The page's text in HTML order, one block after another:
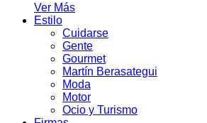
Ver Más
Estilo
Cuidarse
Gente
Gourmet
Martín Berasategui
Moda
Motor
Ocio y Turismo